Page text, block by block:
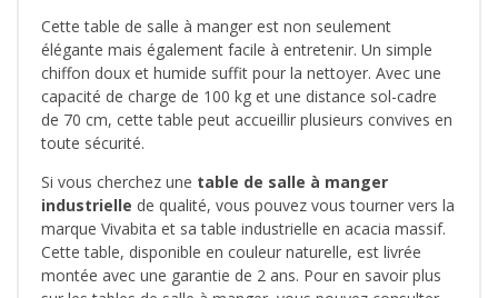
Cette table de salle à manger est non seulement
élégante mais également facile à entretenir. Un simple
chiffon doux et humide suffit pour la nettoyer. Avec une
capacité de charge de 100 kg et une distance sol-cadre
de 70 cm, cette table peut accueillir plusieurs convives en
toute sécurité.
Si vous cherchez une table de salle à manger
industrielle de qualité, vous pouvez vous tourner vers la
marque Vivabita et sa table industrielle en acacia massif.
Cette table, disponible en couleur naturelle, est livrée
montée avec une garantie de 2 ans. Pour en savoir plus